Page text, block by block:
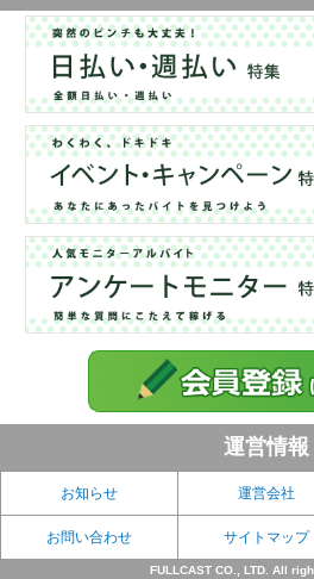
運営情報
お知らせ 運営会社
お問い合わせ サイトマップ
FULLCAST CO., LTD. All